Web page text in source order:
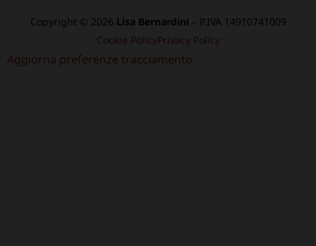
Copyright © 2026 Lisa Bernardini – P.IVA 14910741009
Cookie PolicyPrivacy Policy
Aggiorna preferenze tracciamento